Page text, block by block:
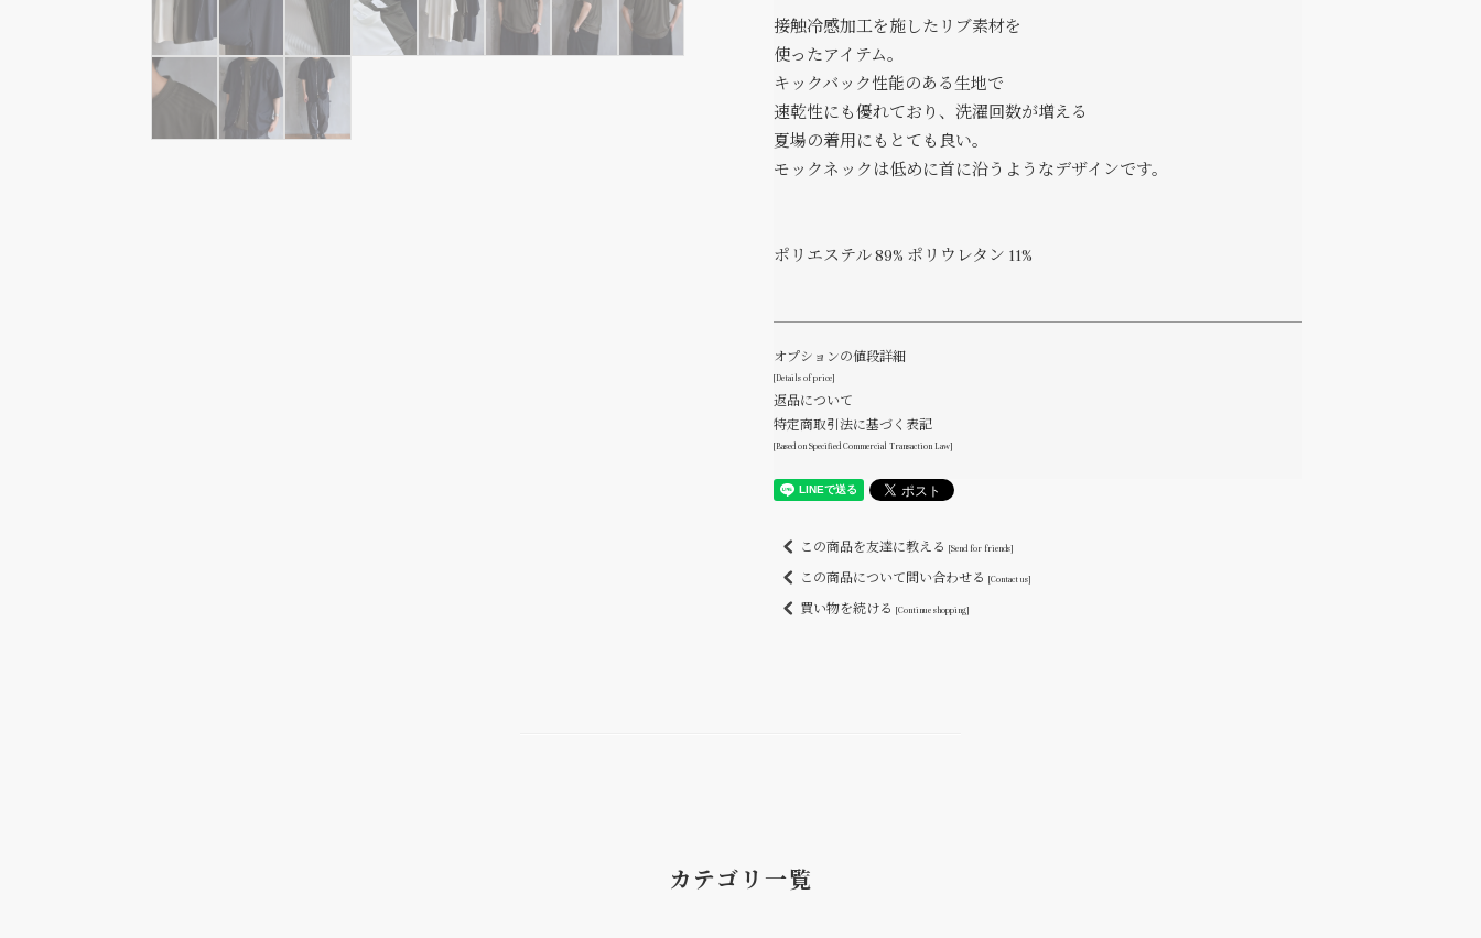
接触冷感加工を施したリブ素材を
使ったアイテム。
キックバック性能のある生地で
速乾性にも優れており、洗濯回数が増える
夏場の着用にもとても良い。
モックネックは低めに首に沿うようなデザインです。
ポリエステル 89% ポリウレタン 11%
オプションの値段詳細
[Details of price]
返品について
特定商取引法に基づく表記
[Based on Specified Commercial Transaction Law]
この商品を友達に教える [Send for friends]
この商品について問い合わせる [Contact us]
買い物を続ける [Continue shopping]
カテゴリ一覧